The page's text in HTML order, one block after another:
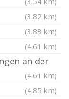
(3.82 km)
(3.83 km)
(4.61 km)
an der
(4.61 km)
(4.85 km)